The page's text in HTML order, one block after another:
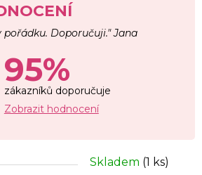
pořádku. Doporučuji." Jana
95%
zákazníků doporučuje
Zobrazit hodnocení
Skladem (1 ks)